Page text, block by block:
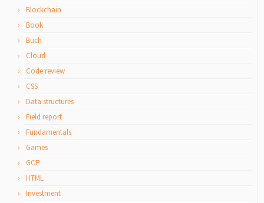
Blockchain
Book
Buch
Cloud
Code review
CSS
Data structures
Field report
Fundamentals
Games
GCP
HTML
Investment